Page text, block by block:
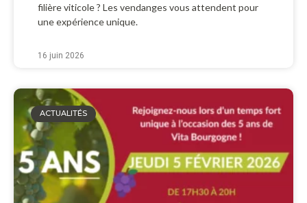
filière viticole ? Les vendanges vous attendent pour
une expérience unique.
16 juin 2026
ACTUALITÉS